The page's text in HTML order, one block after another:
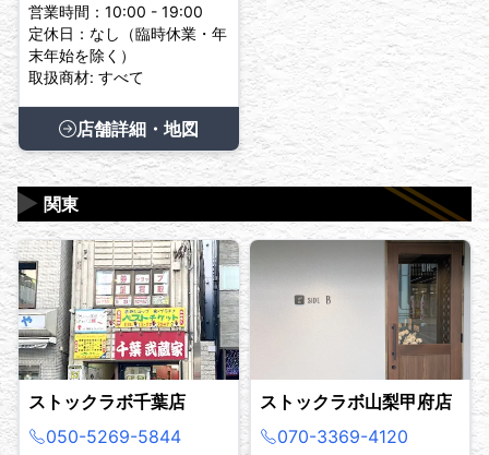
営業時間：10:00 - 19:00
定休日：なし（臨時休業・年
末年始を除く）
取扱商材: すべて
店舗詳細・地図
関東
▶
ストックラボ千葉店
050-5269-5844
ストックラボ山梨甲府店
070-3369-4120